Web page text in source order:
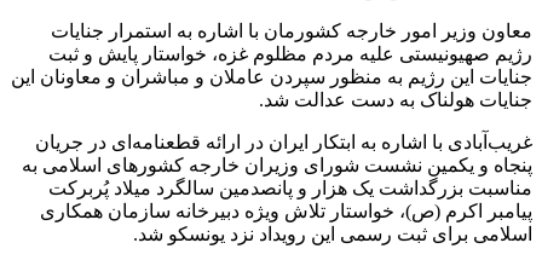
معاون وزیر امور خارجه کشورمان با اشاره به استمرار جنایات
رژیم صهیونیستی علیه مردم مظلوم غزه، خواستار پایش و ثبت
جنایات این رژیم به منظور سپردن عاملان و مباشران و معاونان این
جنایات هولناک به دست عدالت شد.
غریب‌آبادی با اشاره به ابتکار ایران در ارائه قطعنامه‌ای در جریان
پنجاه و یکمین نشست شورای وزیران خارجه کشورهای اسلامی به
مناسبت بزرگداشت یک هزار و پانصدمین سالگرد میلاد پُربرکت
پیامبر اکرم (ص)، خواستار تلاش ویژه دبیرخانه سازمان همکاری
اسلامی برای ثبت رسمی این رویداد نزد یونسکو شد.